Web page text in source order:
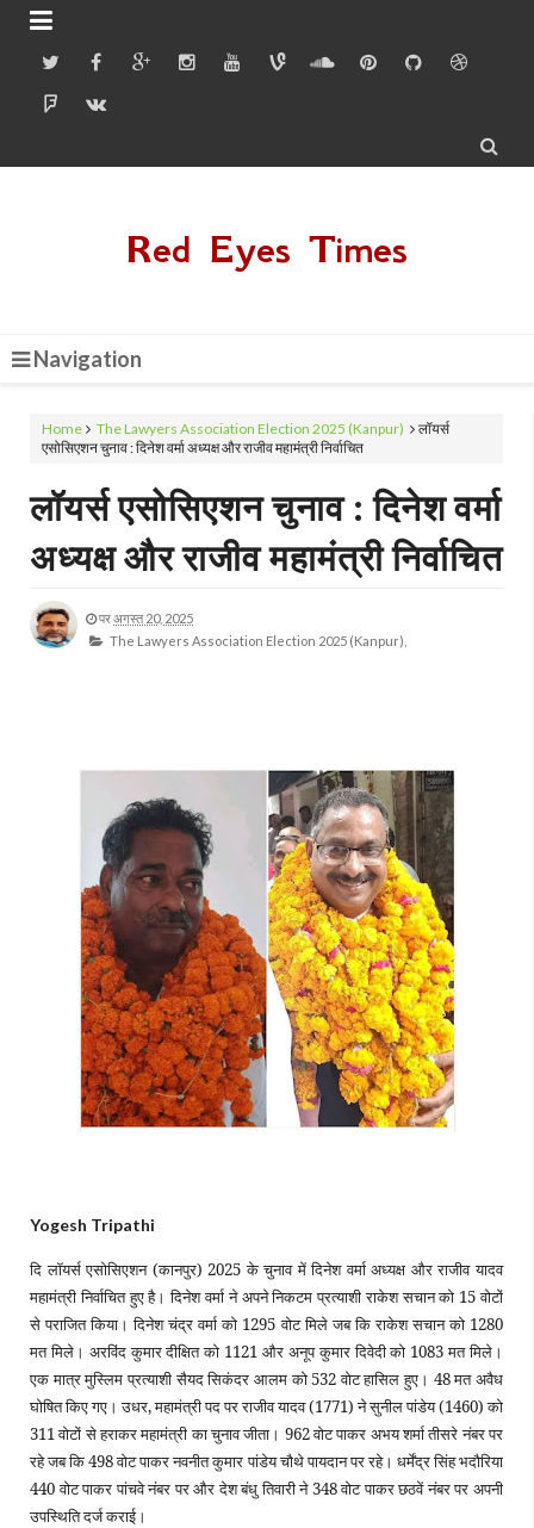


Red Eyes Times
Navigation
Home The Lawyers Association Election 2025 (Kanpur)
लॉयर्स
एसोसिएशन चुनाव : दिनेश वर्मा अध्यक्ष और राजीव महामंत्री निर्वाचित
लॉयर्स एसोसिएशन चुनाव : दिनेश वर्मा
अध्यक्ष और राजीव महामंत्री निर्वाचित
परअगस्त 20, 2025
The Lawyers Association Election 2025 (Kanpur),
Yogesh Tripathi
दि लॉयर्स एसोसिएशन (कानपुर) 2025 के चुनाव में दिनेश वर्मा अध्यक्ष और राजीव यादव
महामंत्री निर्वाचित हुए है। दिनेश वर्मा ने अपने निकटम प्रत्याशी राकेश सचान को 15 वोटों
से पराजित किया। दिनेश चंद्र वर्मा को 1295 वोट मिले जब कि राकेश सचान को 1280
मत मिले। अरविंद कुमार दीक्षित को 1121 और अनूप कुमार दिवेदी को 1083 मत मिले।
एक मात्र मुस्लिम प्रत्याशी सैयद सिकंदर आलम को 532 वोट हासिल हुए। 48 मत अवैध
घोषित किए गए। उधर, महामंत्री पद पर राजीवयादव (1771) ने सुनील पांडेय (1460) को
311 वोटों से हराकर महामंत्री का चुनाव जीता। 962 वोट पाकर अभय शर्मा तीसरे नंबर पर
रहे जब कि 498 वोट पाकर नवनीत कुमार पांडेय चौथे पायदान पर रहे। धर्मेंद्र सिंह भदौरिया
440 वोट पाकर पांचवे नंबर पर और देश बंधु तिवारी ने 348 वोट पाकर छठवें नंबर पर अपनी
उपस्थिति दर्ज कराई।